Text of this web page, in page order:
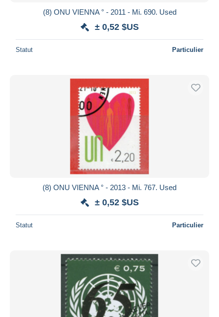
(8) ONU VIENNA ° - 2011 - Mi. 690. Used
± 0,52 $US
Statut Particulier
(8) ONU VIENNA ° - 2013 - Mi. 767. Used
± 0,52 $US
Statut Particulier